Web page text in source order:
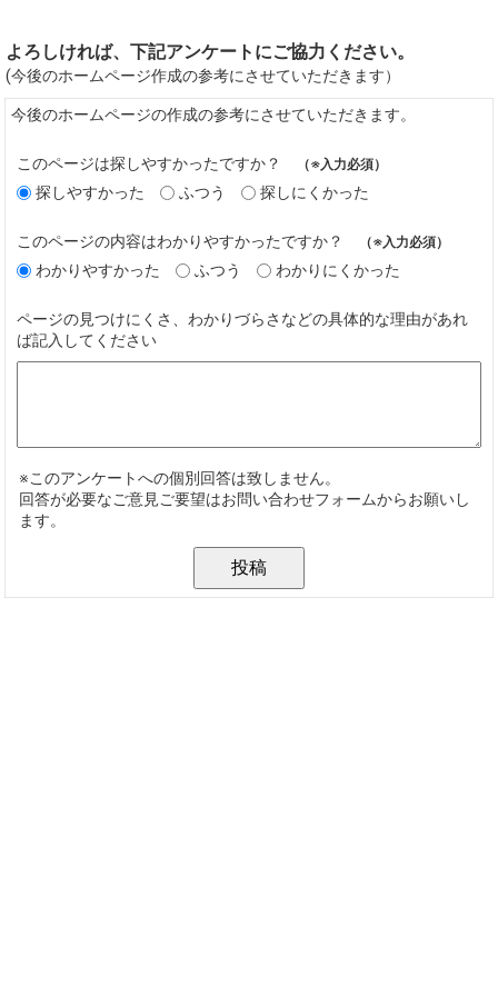
よろしければ、下記アンケートにご協力ください。
(今後のホームページ作成の参考にさせていただきます）
今後のホームページの作成の参考にさせていただきます。
このページは探しやすかったですか？ （※入力必須）
探しやすかった ふつう 探しにくかった
このページの内容はわかりやすかったですか？ （※入力必須）
わかりやすかった ふつう わかりにくかった
ページの見つけにくさ、わかりづらさなどの具体的な理由があれ
ば記入してください
※このアンケートへの個別回答は致しません。
回答が必要なご意見ご要望はお問い合わせフォームからお願いし
ます。